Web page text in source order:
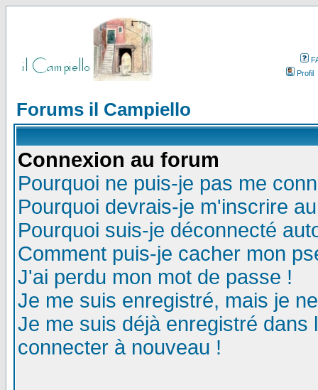
Profil
Forums il Campiello
Connexion au forum
Pourquoi ne puis-je pas me
Pourquoi devrais-je m'inscrire
Pourquoi suis-je déconnecté
Comment puis-je cacher mon
J'ai perdu mon mot de passe !
Je me suis enregistré, mais je
Je me suis déjà enregistré
connecter à nouveau !